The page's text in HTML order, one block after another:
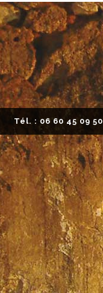
Tél. : 06 60 45 09 50